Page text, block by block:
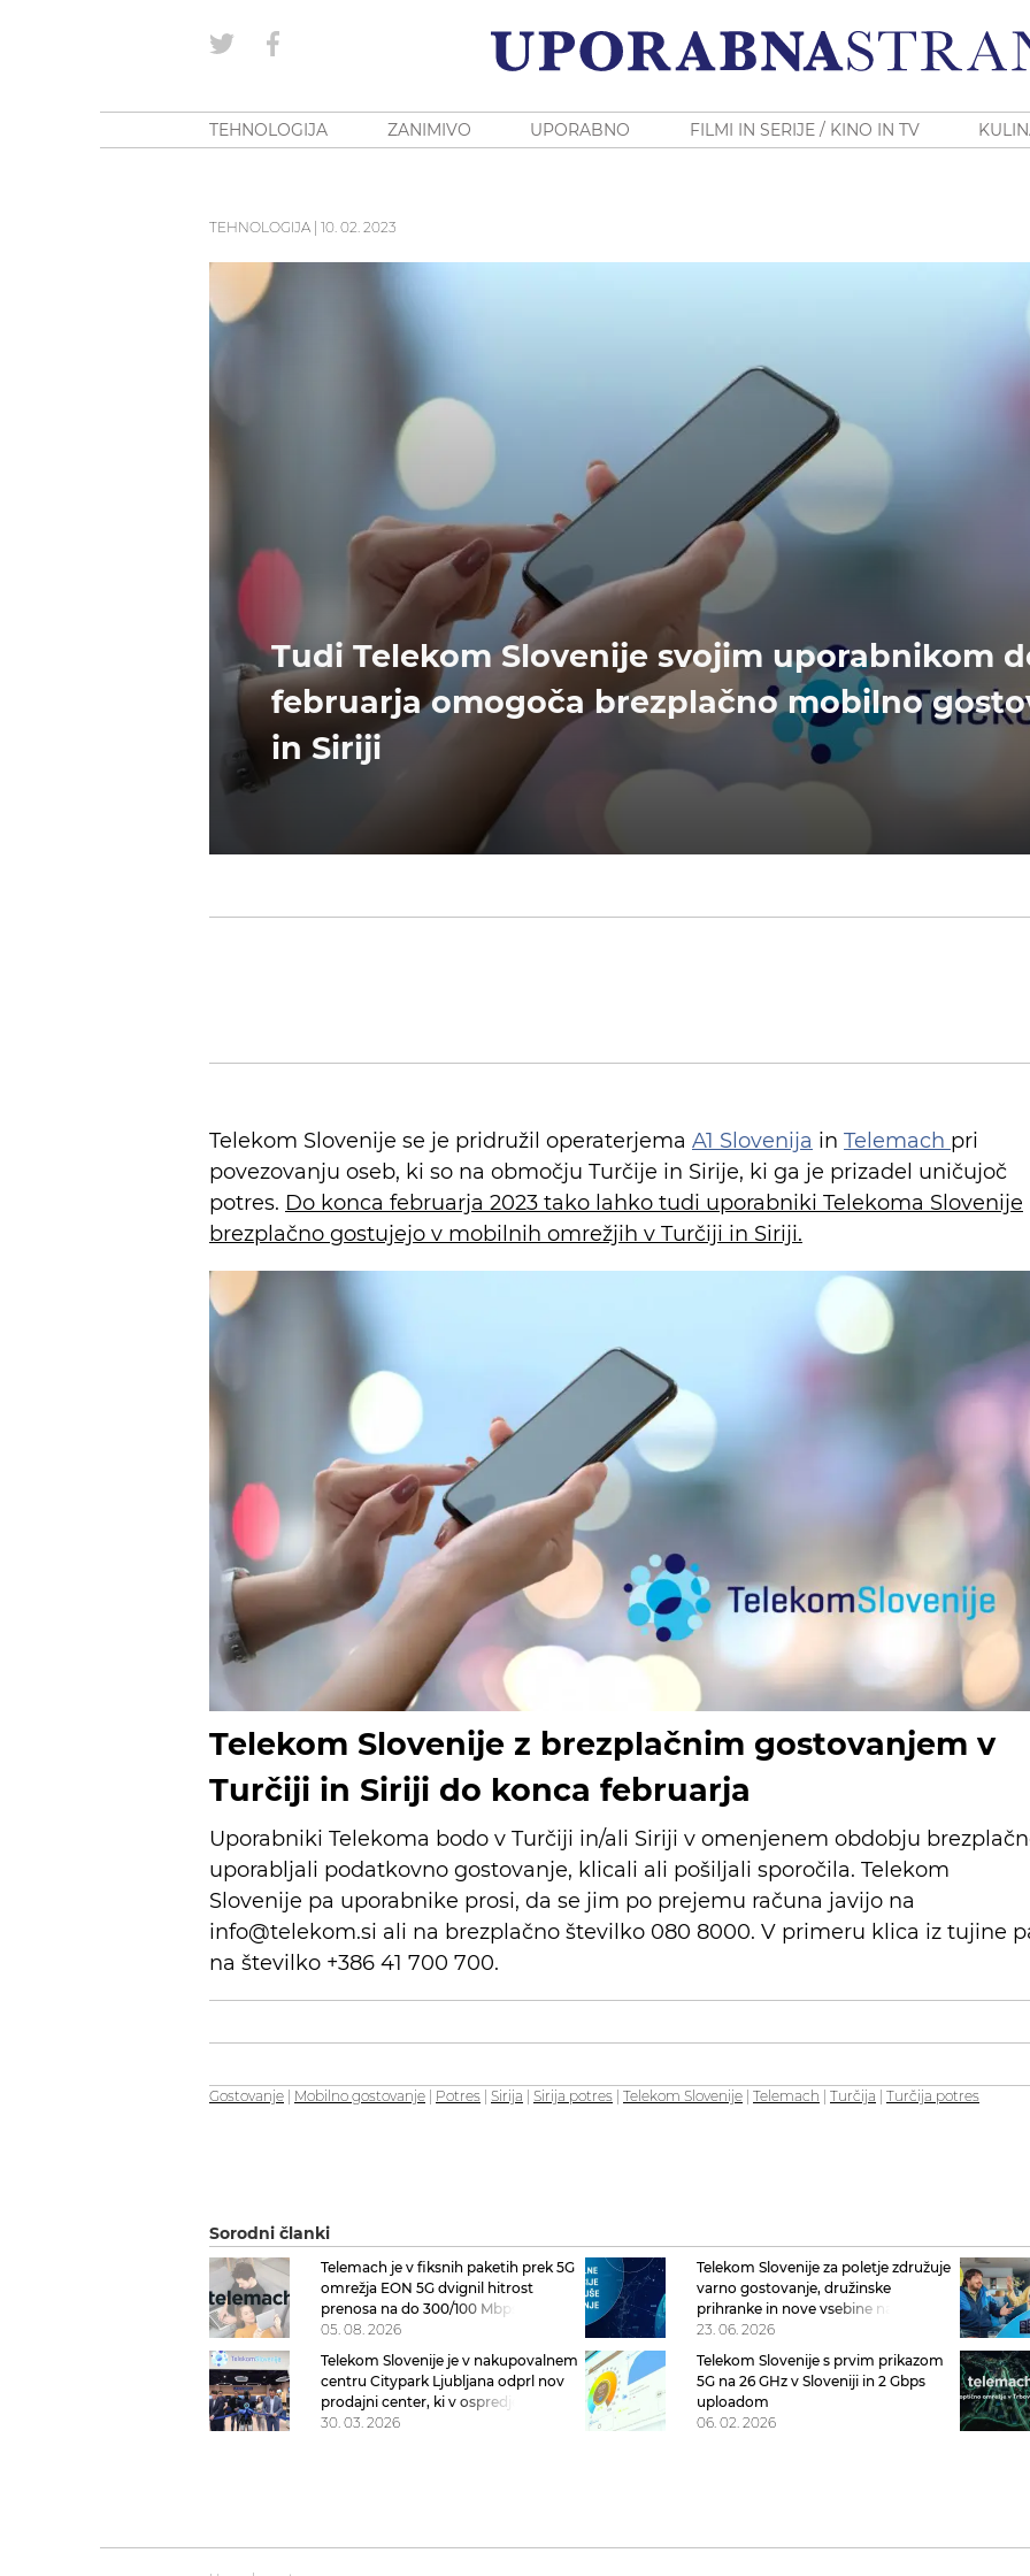
TEHNOLOGIJA ZANIMIVO UPORABNO FILMI IN SERIJE / KINO IN TV
TEHNOLOGIJA 10. 02. 2023
Tudi Telekom Slovenije svojim uporabnikom
februarja omogoča brezplačno mobilno
in Siriji
Telekom Slovenije se je pridružil operaterjema A1 Slovenija in Telemach pri
povezovanju oseb, ki so na območju Turčije in Sirije, ki ga je prizadel uničujoč
potres. Do konca februarja 2023 tako lahko tudi uporabniki Telekoma Slovenije
brezplačno gostujejo v mobilnih omrežjih v Turčiji in Siriji.
Telekom Slovenije z brezplačnim gostovanjem v
Turčiji in Siriji do konca februarja
Uporabniki Telekoma bodo v Turčiji in/ali Siriji v omenjenem obdobju
uporabljali podatkovno gostovanje, klicali ali pošiljali sporočila. Telekom
Slovenije pa uporabnike prosi, da se jim po prejemu računa javijo na
info@telekom.si ali na brezplačno številko 080 8000. V primeru klica iz tujine
na številko +386 41 700 700.
Gostovanje Mobilno gostovanje Potres Sirija Sirija potres Telekom Slovenije Telemach Turčija Turčija potres
Sorodni članki
Telemach je v fiksnih paketih prek 5G
omrežja EON 5G dvignil hitrost
prenosa na do 300/100 Mbps
05. 08. 2026
Telekom Slovenije za poletje združuje
varno gostovanje, družinske
prihranke in nove vsebine na NEO
23. 06. 2026
Telekom Slovenije je v nakupovalnem
centru Citypark Ljubljana odprl nov
prodajni center, ki v ospredje
postavlja človeka
30. 03. 2026
Telekom Slovenije s prvim prikazom
5G na 26 GHz v Sloveniji in 2 Gbps
uploadom
06. 02. 2026